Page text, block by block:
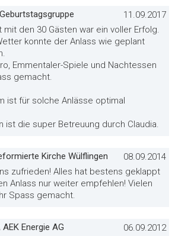
11.09.2017
den 30 Gästen war ein voller Erfolg.
konnte der Anlass wie geplant
Emmentaler-Spiele und Nachtessen
gemacht.
ist für solche Anlässe optimal
ist die super Betreuung durch Claudia.
Kirche Wülflingen
08.09.2014
zufrieden! Alles hat bestens geklappt
Anlass nur weiter empfehlen! Vielen
Spass gemacht.
Energie AG
06.09.2012